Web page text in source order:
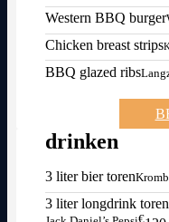
Western BBQ burger
Chicken breast strips
BBQ glazed ribs
drinken
3 liter bier toren
3 liter longdrink toren
€